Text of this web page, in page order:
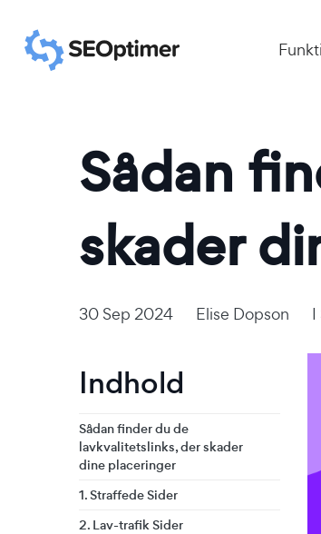
Sådan
skader
30 Sep 2024 Elise Dopson I
Indhold
Sådan finder du de
lavkvalitetslinks, der skader
dine placeringer
1. Straffede Sider
2. Lav-trafik Sider